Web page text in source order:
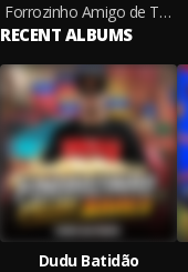
Forrozinho Amigo de Todas as Horas Remix
RECENT ALBUMS
Dudu Batidão